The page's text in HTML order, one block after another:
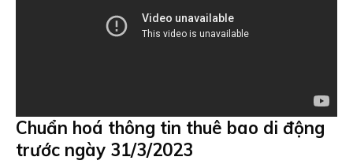
Chuẩn hoá thông tin thuê bao di động
trước ngày 31/3/2023